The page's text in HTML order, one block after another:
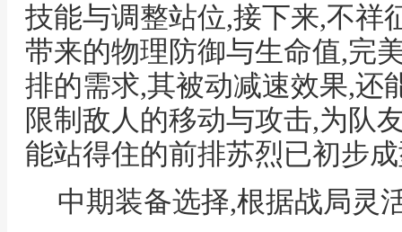
技能与调整站位,接下来,不祥
带来的物理防御与生命值,完
排的需求,其被动减速效果,还
限制敌人的移动与攻击,为队
能站得住的前排苏烈已初步
中期装备选择,根据战局灵